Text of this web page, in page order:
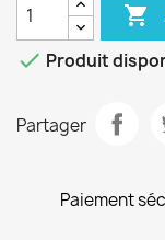

 Produit
Partager
Paiement